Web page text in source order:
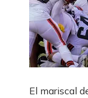
El mariscal